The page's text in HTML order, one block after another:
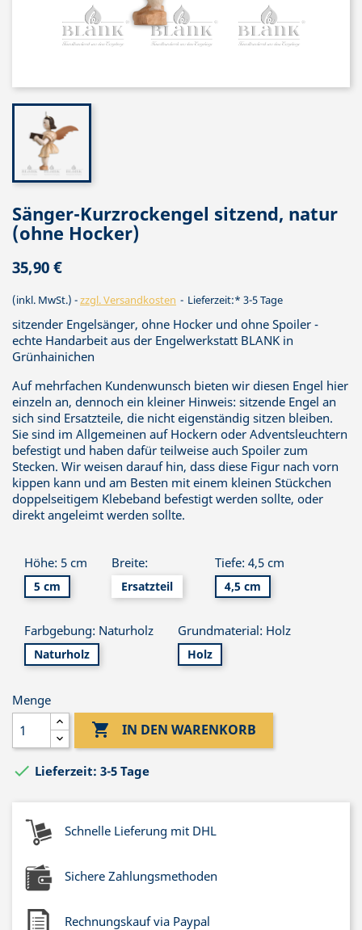
Sänger-Kurzrockengel sitzend, natur
(ohne Hocker)
35,90 €
(inkl. MwSt.) zzgl. Versandkosten Lieferzeit:* 3-5 Tage
sitzender Engelsänger, ohne Hocker und ohne Spoiler -
echte Handarbeit aus der Engelwerkstatt BLANK in
Grünhainichen
Auf mehrfachen Kundenwunsch bieten wir diesen Engel hier
einzeln an, dennoch ein kleiner Hinweis: sitzende Engel an
sich sind Ersatzteile, die nicht eigenständig sitzen bleiben.
Sie sind im Allgemeinen auf Hockern oder Adventsleuchtern
befestigt und haben dafür teilweise auch Spoiler zum
Stecken. Wir weisen darauf hin, dass diese Figur nach vorn
kippen kann und am Besten mit einem kleinen Stückchen
doppelseitigem Klebeband befestigt werden sollte, oder
direkt angeleimt werden sollte.
Höhe: 5 cm
5 cm
Breite:
Ersatzteil
Tiefe: 4,5 cm
4,5 cm
Farbgebung: Naturholz
Naturholz
Grundmaterial: Holz
Holz
Menge
 IN DEN WARENKORB
 Lieferzeit: 3-5 Tage
Schnelle Lieferung mit DHL
Sichere Zahlungsmethoden
Rechnungskauf via Paypal